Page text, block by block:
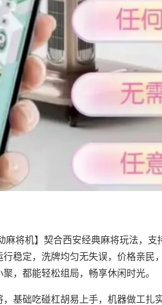
麻将机】契合西安经典麻将玩法，
稳定，洗牌均匀无失误，价格亲民
，都能轻松组局，畅享休闲时光。
基础吃碰杠胡易上手，机器做工扎